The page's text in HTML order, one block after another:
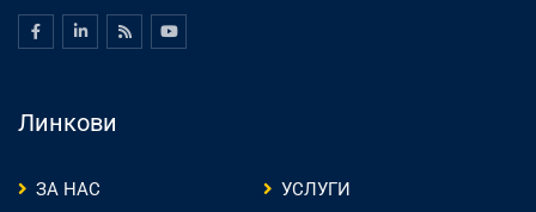
Линкови
ЗА НАС
УСЛУГИ